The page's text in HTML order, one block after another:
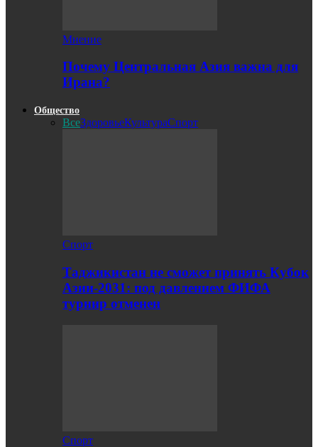
Мнение
Почему Центральная Азия важна для
Ирана?
Общество
ВсеЗдоровьеКультураСпорт
Спорт
Таджикистан не сможет принять Кубок
Азии-2031: под давлением ФИФА
турнир отменен
Спорт